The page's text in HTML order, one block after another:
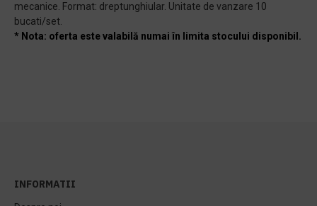
mecanice. Format: dreptunghiular. Unitate de vanzare 10
bucati/set.
* Nota: oferta este valabilă numai în limita stocului disponibil.
INFORMATII